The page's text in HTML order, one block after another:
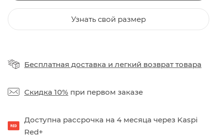
Узнать свой размер
Бесплатная доставка и легкий возврат товара
Скидка 10% при первом заказе
Доступна рассрочка на 4 месяца через Kaspi
Red+